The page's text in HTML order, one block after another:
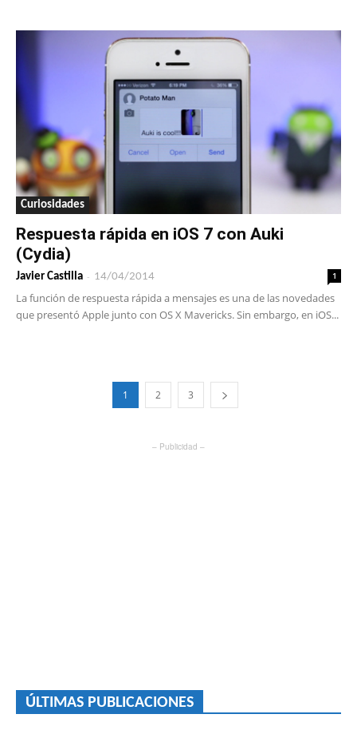
Curiosidades
Respuesta rápida en iOS 7 con Auki
(Cydia)
Javier Castilla - 14/04/2014 1
La función de respuesta rápida a mensajes es una de las novedades
que presentó Apple junto con OS X Mavericks. Sin embargo, en iOS...
1 2 3
– Publicidad –
ÚLTIMAS PUBLICACIONES